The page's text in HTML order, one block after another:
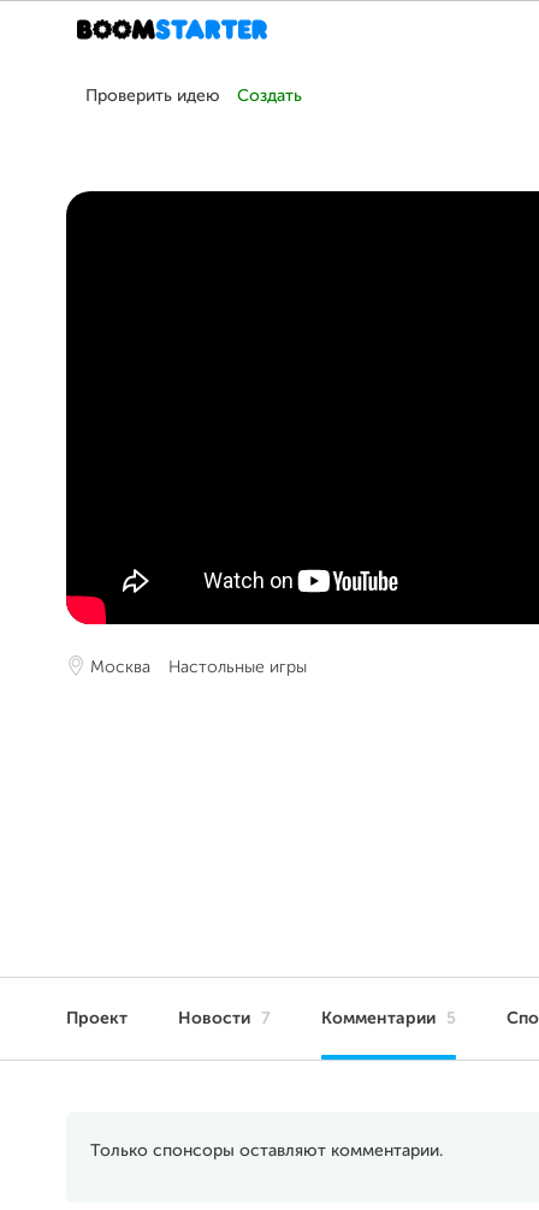
Проверить идею Создать
Москва Настольные игры
Проект Новости 7 Комментарии 5
Только спонсоры оставляют комментарии.